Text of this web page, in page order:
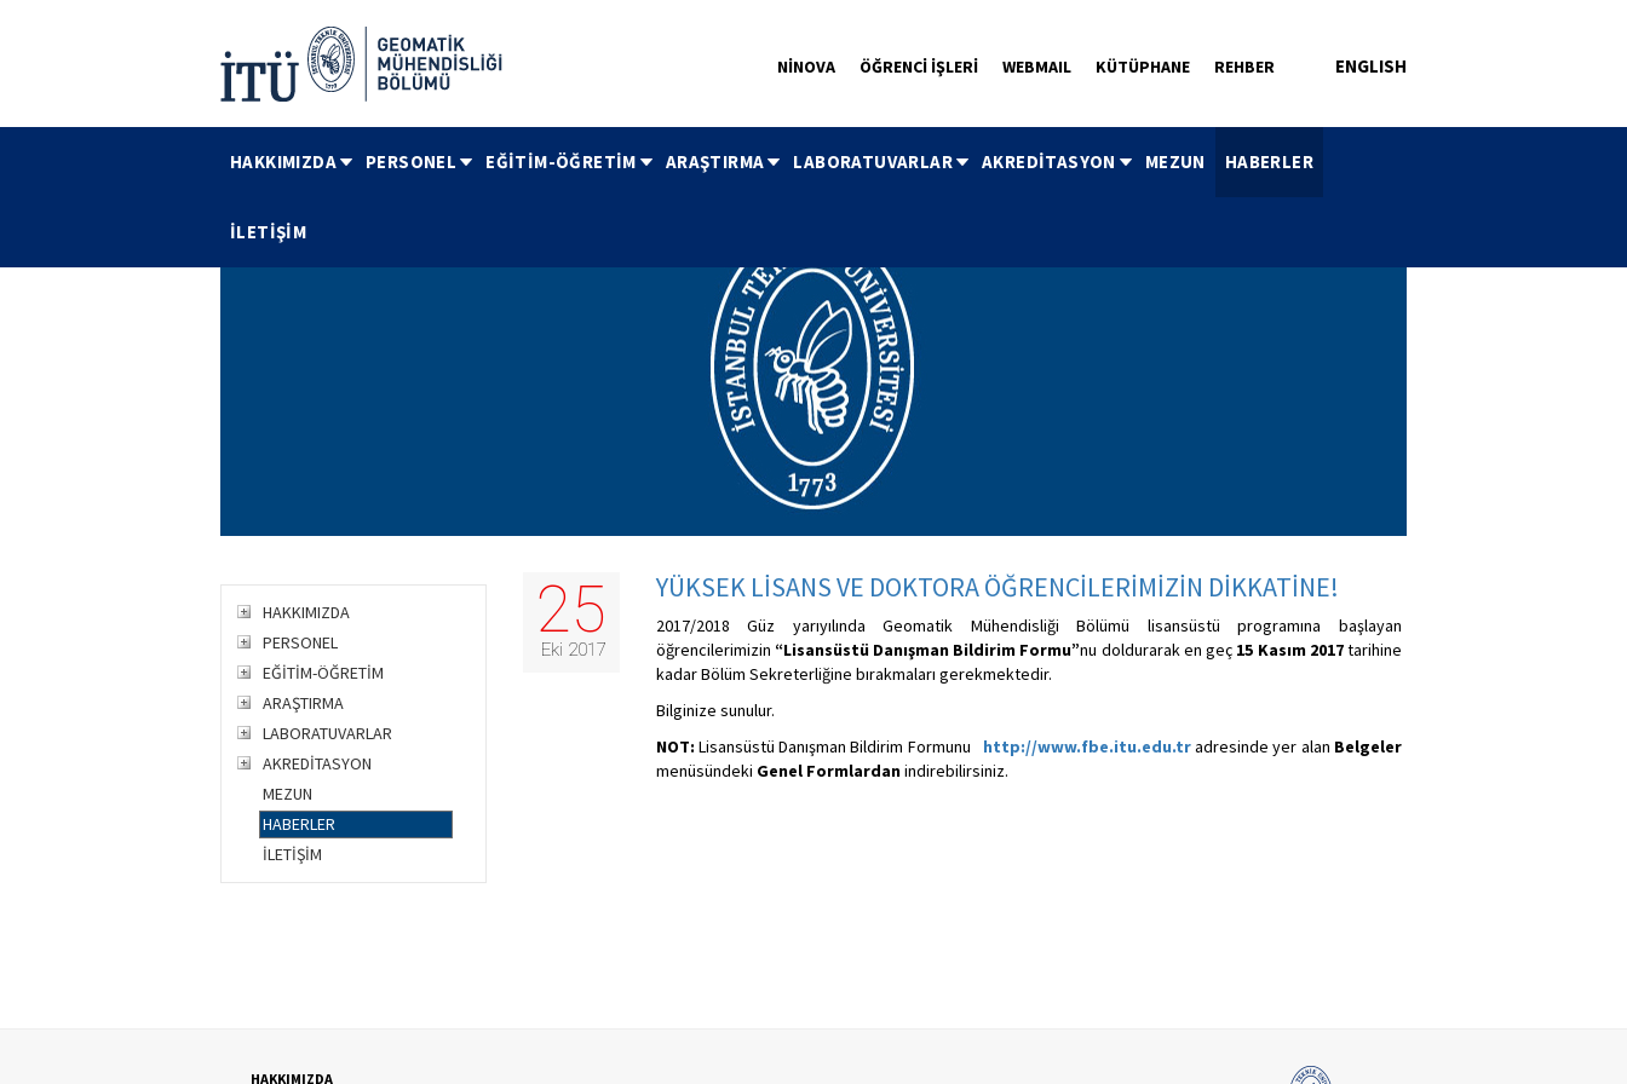
ENGLISH
NİNOVA ÖĞRENCİ İŞLERİ WEBMAIL KÜTÜPHANE REHBER
HAKKIMIZDA PERSONEL EĞİTİM-ÖĞRETİM ARAŞTIRMA LABORATUVARLAR AKREDİTASYON MEZUN HABERLER
İLETİŞİM
HAKKIMIZDA
PERSONEL
EĞİTİM-ÖĞRETİM
ARAŞTIRMA
LABORATUVARLAR
AKREDİTASYON
MEZUN
HABERLER
İLETİŞİM
25
Eki 2017
YÜKSEK LİSANS VE DOKTORA ÖĞRENCİLERİMİZİN DİKKATİNE!
2017/2018 Güz yarıyılında Geomatik Mühendisliği Bölümü lisansüstü programına başlayan
öğrencilerimizin “Lisansüstü Danışman Bildirim Formu”nu doldurarak en geç 15 Kasım 2017tarihine
kadar Bölüm Sekreterliğine bırakmaları gerekmektedir.
Bilginize sunulur.
NOT: Lisansüstü Danışman Bildirim Formunu http://www.fbe.itu.edu.tradresinde yer alan Belgeler
menüsündeki Genel Formlardanindirebilirsiniz.
HAKKIMIZDA